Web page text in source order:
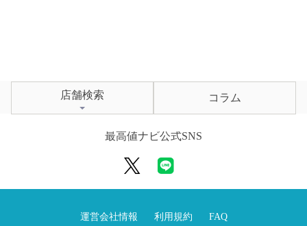
店舗検索 コラム
最高値ナビ公式SNS
運営会社情報 利用規約 FAQ